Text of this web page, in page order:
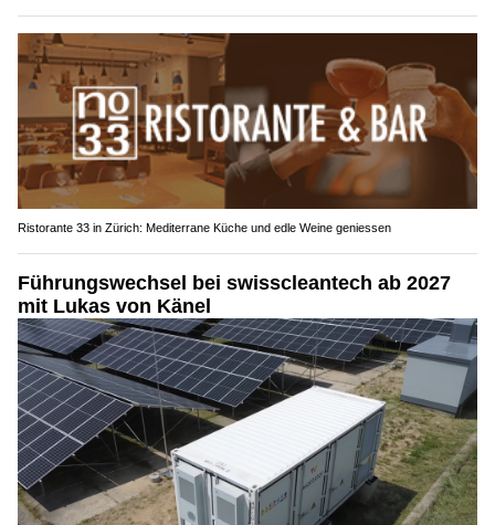
Ristorante 33 in Zürich: Mediterrane Küche und edle Weine geniessen
Führungswechsel bei swisscleantech ab 2027
mit Lukas von Känel